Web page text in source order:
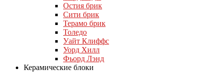
Остия брик
Сити брик
Терамо брик
Толедо
Уайт Клиффс
Уорд Хилл
Фьорд Лэнд
Керамические блоки